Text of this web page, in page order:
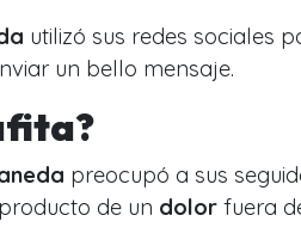
utilizó sus redes sociales
un bello mensaje.
preocupó a sus
, producto de un dolor fuera